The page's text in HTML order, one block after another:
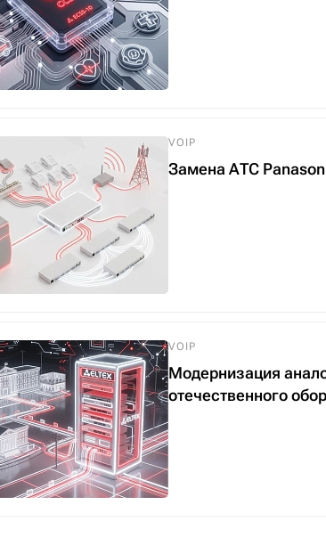
VOIP
Замена АТС
VOIP
Модернизация
отечественного